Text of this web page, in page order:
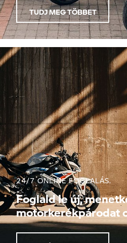
TUDJ MEG TÖBBET
24/7 ONLINE FOGLALÁS.
Foglald le új,
motorkerékpárodat